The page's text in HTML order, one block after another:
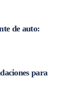
de auto:
para